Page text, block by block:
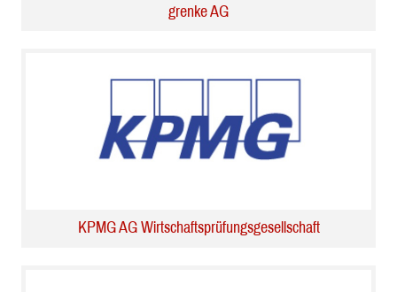
grenke AG
KPMG AG Wirtschaftsprüfungsgesellschaft